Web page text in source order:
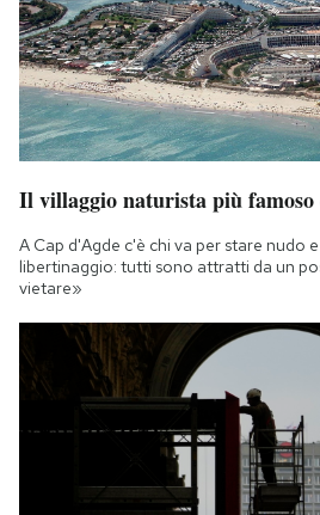
Il villaggio naturista più famoso
A Cap d'Agde c'è chi va per stare nudo
libertinaggio: tutti sono attratti da un
vietare»